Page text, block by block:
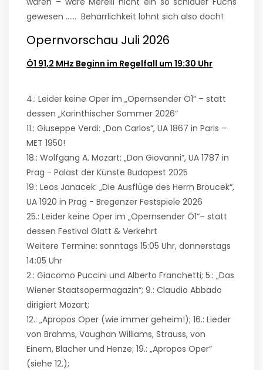
gewesen …… Beharrlichkeit lohnt sich also doch!
Opernvorschau Juli 2026
Ö1 91,2 MHz Beginn im Regelfall um 19:30 Uhr
4.: Leider keine Oper im „Opernsender Ö1“ – statt
dessen „Karinthischer Sommer 2026“
11.: Giuseppe Verdi: „Don Carlos“, UA 1867 in Paris –
MET 1950!
18.: Wolfgang A. Mozart: „Don Giovanni“, UA 1787 in
Prag - Palast der Künste Budapest 2025
19.: Leos Janacek: „Die Ausflüge des Herrn Broucek“,
UA 1920 in Prag - Bregenzer Festspiele 2026
25.: Leider keine Oper im „Opernsender Ö1“– statt
dessen Festival Glatt & Verkehrt
Weitere Termine: sonntags 15:05 Uhr, donnerstags
14:05 Uhr
2.: Giacomo Puccini und Alberto Franchetti; 5.: „Das
Wiener Staatsopermagazin“; 9.: Claudio Abbado
dirigiert Mozart;
12.: „Apropos Oper (wie immer geheim!); 16.: Lieder
von Brahms, Vaughan Williams, Strauss, von
Einem, Blacher und Henze; 19.: „Apropos Oper“
(siehe 12.);